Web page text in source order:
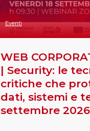
Eventi
WEB
| Security: le
critiche che
dati, sistemi e
settembre